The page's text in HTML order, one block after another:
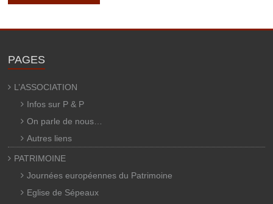
PAGES
L’ASSOCIATION
Infos sur P & P
On parle de nous…
Autres liens
PATRIMOINE
Journées européennes du Patrimoine
Eglise de Sépeaux